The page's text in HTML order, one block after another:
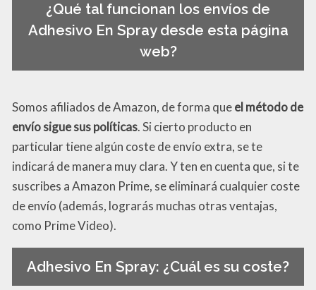
¿Qué tal funcionan los envíos de
Adhesivo En Spray desde esta página
web?
Somos afiliados de Amazon, de forma queel método de
envío sigue sus políticas. Si cierto producto en
particular tiene algún coste de envío extra, se te
indicará de manera muy clara. Y ten en cuenta que, si te
suscribes a Amazon Prime, se eliminará cualquier coste
de envío (además, lograrás muchas otras ventajas,
como Prime Video).
Adhesivo En Spray: ¿Cuál es su coste?